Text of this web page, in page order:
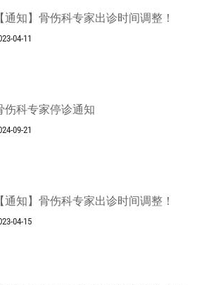
【通知】骨伤科专家出诊时间调整！
04-11
伤科专家停诊通知
09-21
【通知】骨伤科专家出诊时间调整！
04-15